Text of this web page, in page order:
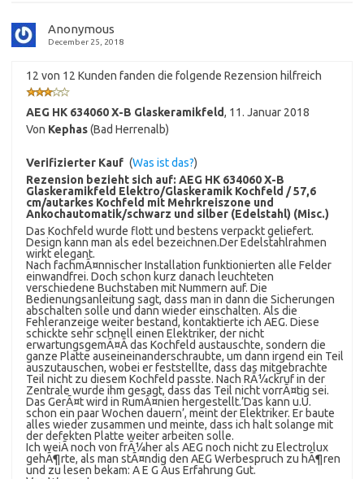
Anonymous
December 25, 2018
12 von 12 Kunden fanden die folgende Rezension hilfreich
AEG HK 634060 X-B Glaskeramikfeld, 11. Januar 2018
Von Kephas(Bad Herrenalb)
Verifizierter Kauf (Was ist das?)
Rezension bezieht sich auf: AEG HK 634060 X-B
Glaskeramikfeld Elektro/Glaskeramik Kochfeld / 57,6
cm/autarkes Kochfeld mit Mehrkreiszone und
Ankochautomatik/schwarz und silber (Edelstahl) (Misc.)
Das Kochfeld wurde flott und bestens verpackt geliefert.
Design kann man als edel bezeichnen.Der Edelstahlrahmen
wirkt elegant.
Nach fachmÃ¤nnischer Installation funktionierten alle Felder
einwandfrei. Doch schon kurz danach leuchteten
verschiedene Buchstaben mit Nummern auf. Die
Bedienungsanleitung sagt, dass man in dann die Sicherungen
abschalten solle und dann wieder einschalten. Als die
Fehleranzeige weiter bestand, kontaktierte ich AEG. Diese
schickte sehr schnell einen Elektriker, der nicht
erwartungsgemÃ¤Ã das Kochfeld austauschte, sondern die
ganze Platte auseineinanderschraubte, um dann irgend ein Teil
auszutauschen, wobei er feststellte, dass das mitgebrachte
Teil nicht zu diesem Kochfeld passte. Nach RÃ¼ckruf in der
Zentrale wurde ihm gesagt, dass das Teil nicht vorrÃ¤tig sei.
Das GerÃ¤t wird in RumÃ¤nien hergestellt.’Das kann u.U.
schon ein paar Wochen dauern’, meint der Elektriker. Er baute
alles wieder zusammen und meinte, dass ich halt solange mit
der defekten Platte weiter arbeiten solle.
Ich weiÃ noch von frÃ¼her als AEG noch nicht zu Electrolux
gehÃ¶rte, als man stÃ¤ndig den AEG Werbespruch zu hÃ¶ren
und zu lesen bekam: A E G Aus Erfahrung Gut.